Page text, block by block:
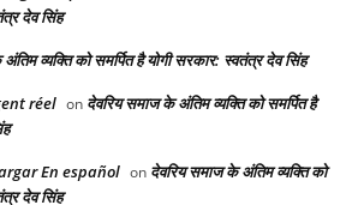
देव सिंह
व्यक्ति को समर्पित है योगी सरकार: स्वतंत्र देव सिंह
réel on देवरिय समाज के अंतिम व्यक्ति को समर्पित है
En español on देवरिय समाज के अंतिम व्यक्ति को
देव सिंह